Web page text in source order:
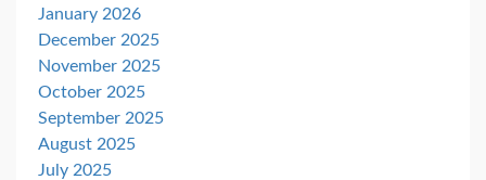
January 2026
December 2025
November 2025
October 2025
September 2025
August 2025
July 2025